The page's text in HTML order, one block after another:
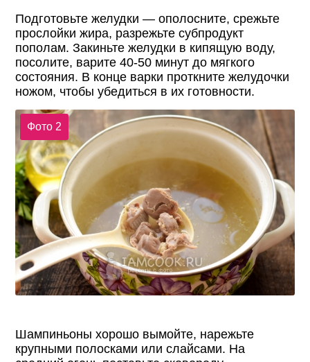
Подготовьте желудки — ополосните, срежьте
прослойки жира, разрежьте субпродукт
пополам. Закиньте желудки в кипящую воду,
посолите, варите 40-50 минут до мягкого
состояния. В конце варки проткните желудочки
ножом, чтобы убедиться в их готовности.
Фото 2
Шампиньоны хорошо вымойте, нарежьте
крупными полосками или слайсами. На